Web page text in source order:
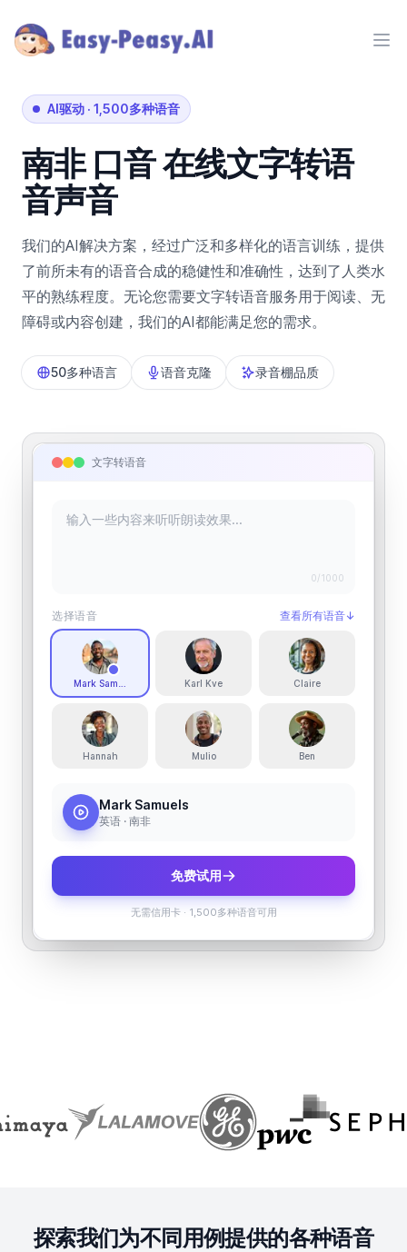
AI驱动 · 1,500多种语音
南非 口音在线文字转语
音声音
我们的AI解决方案，经过广泛和多样化的语言训练，提供
了前所未有的语音合成的稳健性和准确性，达到了人类水
平的熟练程度。无论您需要文字转语音服务用于阅读、无
障碍或内容创建，我们的AI都能满足您的需求。
50多种语言 语音克隆 录音棚品质
文字转语音
0/1000
选择语音 查看所有语音↓
Mark Samuels Karl Kve Claire
Hannah Mulio Ben
Mark Samuels
英语 · 南非
免费试用
无需信用卡· 1,500多种语音可用
探索我们为不同用例提供的各种语音